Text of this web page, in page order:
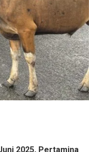
2025, Pertamina